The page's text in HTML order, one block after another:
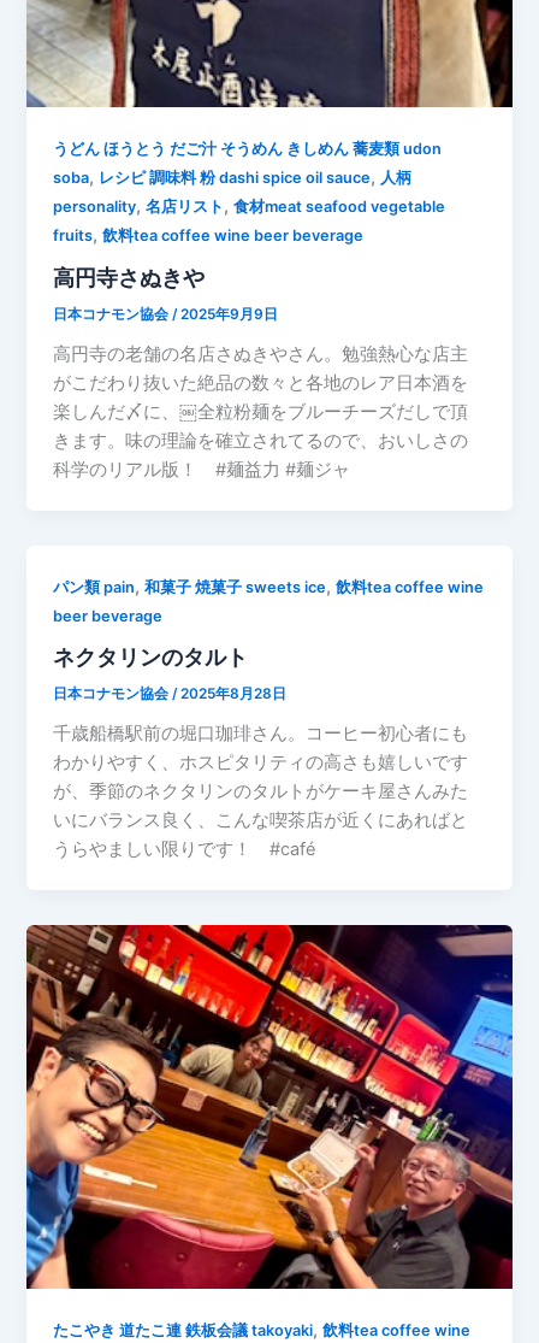
うどん ほうとう だご汁 そうめん きしめん 蕎麦類 udon
soba, レシピ 調味料 粉 dashi spice oil sauce, 人柄
personality,名店リスト ,食材meat seafood vegetable
fruits,飲料tea coffee wine beer beverage
高円寺さぬきや
日本コナモン協会/2025年9月9日
高円寺の老舗の名店さぬきやさん。勉強熱心な店主
がこだわり抜いた絶品の数々と各地のレア日本酒を
楽しんだ〆に、￼全粒粉麺をブルーチーズだしで頂
きます。味の理論を確立されてるので、おいしさの
科学のリアル版！ #麺益力 #麺ジャ
パン類 pain,和菓子 焼菓子 sweets ice,飲料tea coffee wine
beer beverage
ネクタリンのタルト
日本コナモン協会/2025年8月28日
千歳船橋駅前の堀口珈琲さん。コーヒー初心者にも
わかりやすく、ホスピタリティの高さも嬉しいです
が、季節のネクタリンのタルトがケーキ屋さんみた
いにバランス良く、こんな喫茶店が近くにあればと
うらやましい限りです！ #café
たこやき 道たこ連 鉄板会議 takoyaki,飲料tea coffee wine